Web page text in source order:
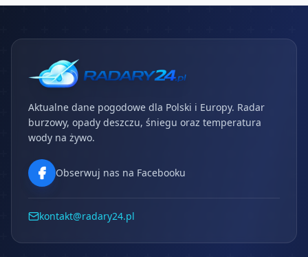
Aktualne dane pogodowe dla Polski i Europy. Radar
burzowy, opady deszczu, śniegu oraz temperatura
wody na żywo.
Obserwuj nas na Facebooku
kontakt@radary24.pl